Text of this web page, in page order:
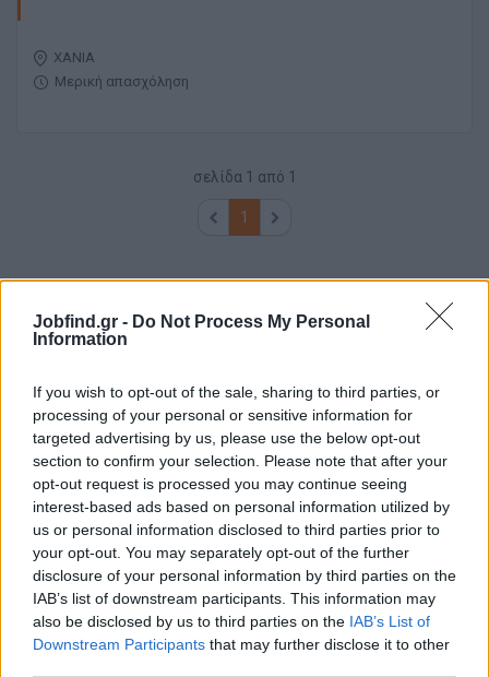
Jobfind.gr - Do Not Process My Personal
Information
If you wish to opt-out of the sale, sharing to third parties, or
processing of your personal or sensitive information for
targeted advertising by us, please use the below opt-out
section to confirm your selection. Please note that after your
opt-out request is processed you may continue seeing
interest-based ads based on personal information utilized by
us or personal information disclosed to third parties prior to
your opt-out. You may separately opt-out of the further
disclosure of your personal information by third parties on the
IAB’s list of downstream participants. This information may
also be disclosed by us to third parties on the IAB’s List of
Downstream Participants that may further disclose it to other
ΧΑΝΙΑ
Μερική απασχόληση
σελίδα 1 από 1
1
Θέσεις εργασίας